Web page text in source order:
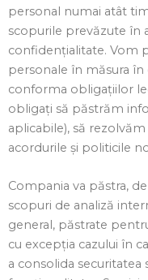
personal numai atât
scopurile prevăzute în
confidențialitate. Vom
personale în măsura
conforma obligațiilor
obligați să păstrăm
aplicabile), să
acordurile și politicile
Compania va păstra,
scopuri de analiză
general, păstrate
cu excepția cazului în
a consolida